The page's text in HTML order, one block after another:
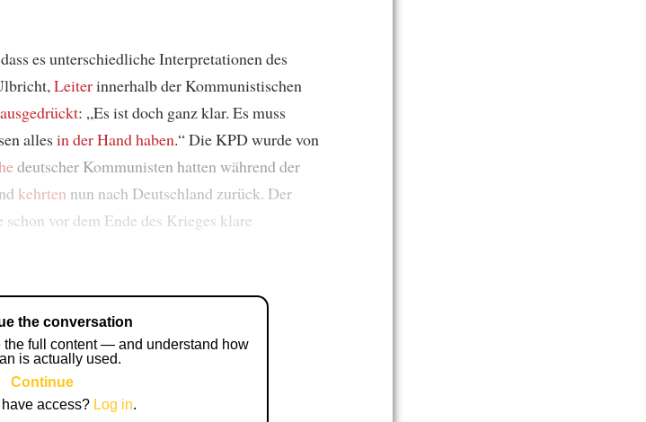
es unterschiedliche Interpretationen des
Leiterinnerhalb der Kommunistischen
ausgedrückt: „Es ist doch ganz klar. Es muss
allesin der Hand haben.“ Die KPD wurde von
deutscher Kommunisten hatten während der
kehrten nun nach Deutschland zurück. Der
vor dem Ende des Krieges klare
the conversation
the full content — and understand how
is actually used.
Continue
access? Log in.